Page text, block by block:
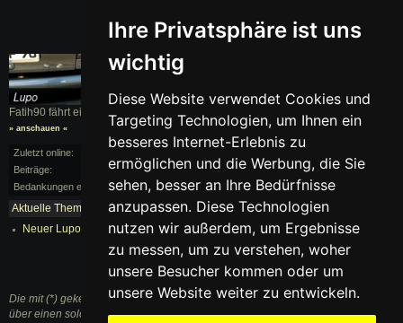
Ihre Privatsphäre ist uns
wichtig
Diese Website verwendet Cookies und
Targeting Technologien, um Ihnen ein
besseres Internet-Erlebnis zu
ermöglichen und die Werbung, die Sie
sehen, besser an Ihre Bedürfnisse
anzupassen. Diese Technologien
nutzen wir außerdem, um Ergebnisse
zu messen, um zu verstehen, woher
unsere Besucher kommen oder um
unsere Website weiter zu entwickeln.
Fatih90 fährt einen Lupo , BJ. 0000
» anschauen «
Zuletzt online:
Beiträge:
Bedankungen erhalten:
Aktuelle Themen:
Neuer Lupo 2011 kommt raus! (Lupo II / Up!)
Die mit (*) gekennzeichneten Links sind sogenannte Affiliate Links. Kommt
über einen solchen Link ein Einkauf zustande, werden wir mit einer Provision